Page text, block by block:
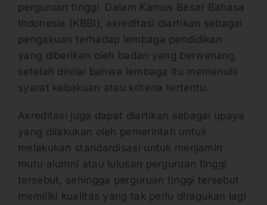
perguruan tinggi. Dalam Kamus Besar Bahasa
Indonesia (KBBI), akreditasi diartikan sebagai
pengakuan terhadap lembaga pendidikan
yang diberikan oleh badan yang berwenang
setelah dinilai bahwa lembaga itu memenuhi
syarat kebakuan atau kriteria tertentu.
Akreditasi juga dapat diartikan sebagai upaya
yang dilakukan oleh pemerintah untuk
melakukan standardisasi untuk menjamin
mutu alumni atau lulusan perguruan tinggi
tersebut, sehingga perguruan tinggi tersebut
memiliki kualitas yang tak perlu diragukan lagi